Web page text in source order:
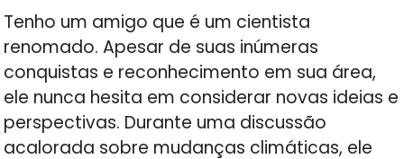
Tenho um amigo que é um cientista
renomado. Apesar de suas inúmeras
conquistas e reconhecimento em sua área,
ele nunca hesita em considerar novas ideias e
perspectivas. Durante uma discussão
acalorada sobre mudanças climáticas, ele